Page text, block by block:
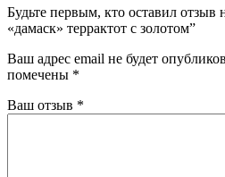
Будьте первым, кто оставил отзыв
«дамаск» террактот с золотом”
Ваш адрес email не будет
помечены *
Ваш отзыв *